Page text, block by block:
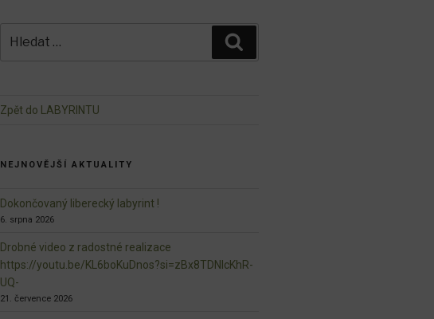
Zpět do LABYRINTU
NEJNOVĚJŠÍ AKTUALITY
Dokončovaný liberecký labyrint !
6. srpna 2026
Drobné video z radostné realizace
https://youtu.be/KL6boKuDnos?si=zBx8TDNlcKhR-
UQ-
21. července 2026